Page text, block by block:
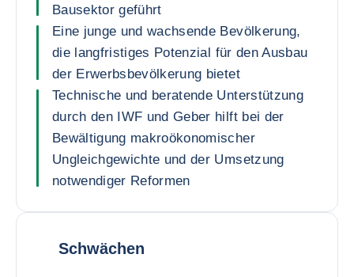
Bausektor geführt
Eine junge und wachsende Bevölkerung,
die langfristiges Potenzial für den Ausbau
der Erwerbsbevölkerung bietet
Technische und beratende Unterstützung
durch den IWF und Geber hilft bei der
Bewältigung makroökonomischer
Ungleichgewichte und der Umsetzung
notwendiger Reformen
Schwächen